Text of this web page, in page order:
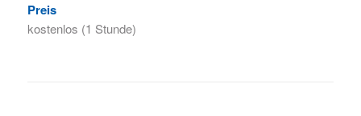
Preis
kostenlos (1 Stunde)